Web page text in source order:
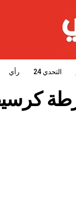
التحدي 24 رأي